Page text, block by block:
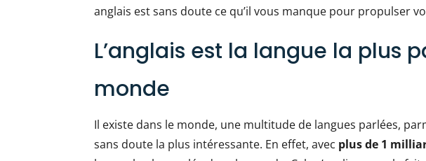
anglais est sans doute ce qu’il vous manque pour propulser
L’anglais est la langue la plus
monde
Il existe dans le monde, une multitude de langues parlées,
sans doute la plus intéressante. En effet, avec plus de 1